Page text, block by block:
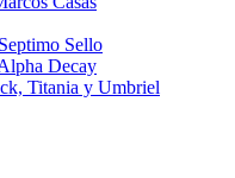
Sello
Decay
Titania y Umbriel